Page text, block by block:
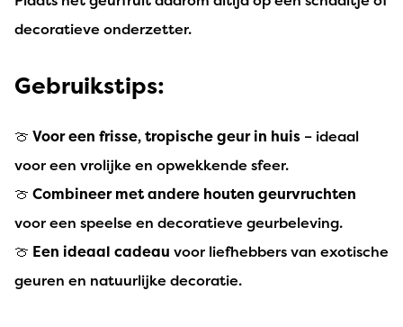
decoratieve onderzetter.
Gebruikstips:
🍈 Voor een frisse, tropische geur in huis – ideaal
voor een vrolijke en opwekkende sfeer.
🍈 Combineer met andere houten geurvruchten
voor een speelse en decoratieve geurbeleving.
🍈 Een ideaal cadeau voor liefhebbers van exotische
geuren en natuurlijke decoratie.